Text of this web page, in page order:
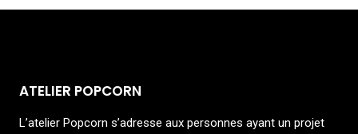
ATELIER POPCORN
L’atelier Popcorn s’adresse aux personnes ayant un projet